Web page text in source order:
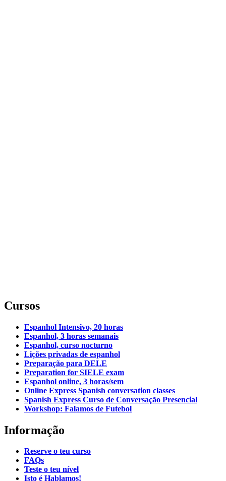
Cursos
Espanhol Intensivo, 20 horas
Espanhol, 3 horas semanais
Espanhol, curso nocturno
Lições privadas de espanhol
Preparação para DELE
Preparation for SIELE exam
Espanhol online, 3 horas/sem
Online Express Spanish conversation classes
Spanish Express Curso de Conversação Presencial
Workshop: Falamos de Futebol
Informação
Reserve o teu curso
FAQs
Teste o teu nível
Isto é Hablamos!